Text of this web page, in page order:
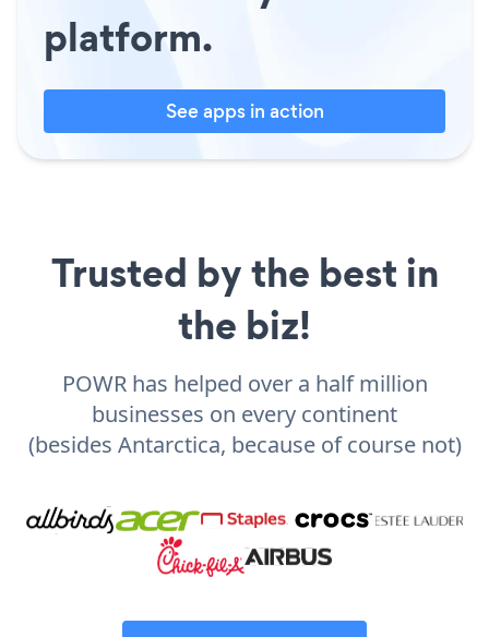
platform.
See apps in action
Trusted by the best in
the biz!
POWR has helped over a half million
businesses on every continent
(besides Antarctica, because of course not)